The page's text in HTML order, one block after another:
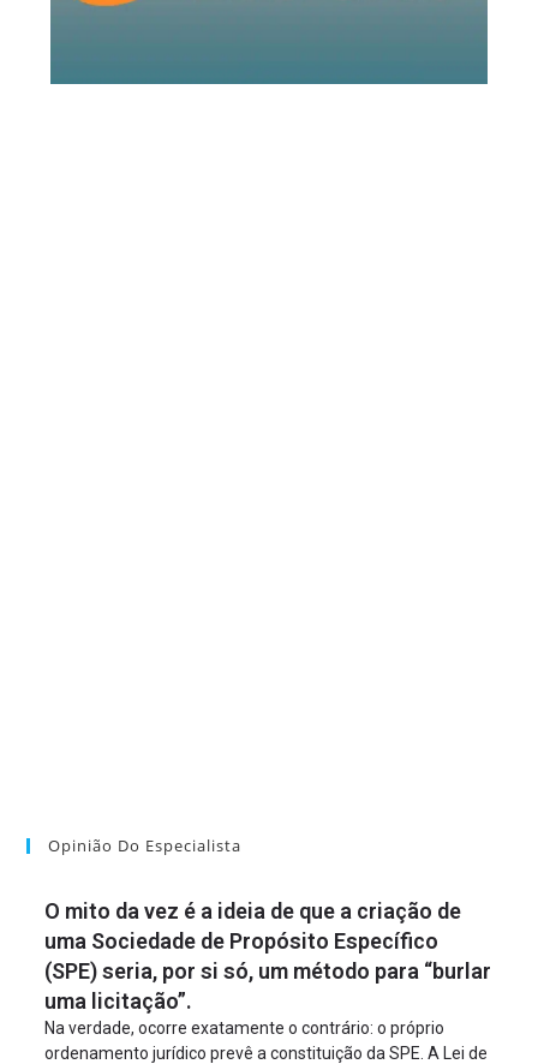
Opinião Do Especialista
O mito da vez é a ideia de que a criação de
uma Sociedade de Propósito Específico
(SPE) seria, por si só, um método para “burlar
uma licitação”.
Na verdade, ocorre exatamente o contrário: o próprio
ordenamento jurídico prevê a constituição da SPE. A Lei de